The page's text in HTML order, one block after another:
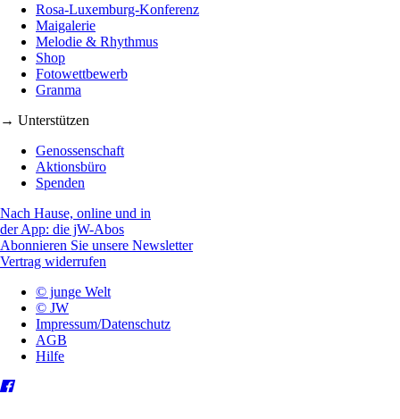
Rosa-Luxemburg-Konferenz
Maigalerie
Melodie & Rhythmus
Shop
Fotowettbewerb
Granma
→ Unterstützen
Genossenschaft
Aktionsbüro
Spenden
Nach Hause, online und in
der App: die jW-Abos
Abonnieren Sie unsere Newsletter
Vertrag widerrufen
© junge Welt
© JW
Impressum/Datenschutz
AGB
Hilfe